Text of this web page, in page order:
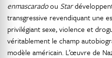
enmascaradoou Star
transgressive revendiquant une
privilégiant sexe, violence et
véritablement le champ
modèle américain. L’œuvre de